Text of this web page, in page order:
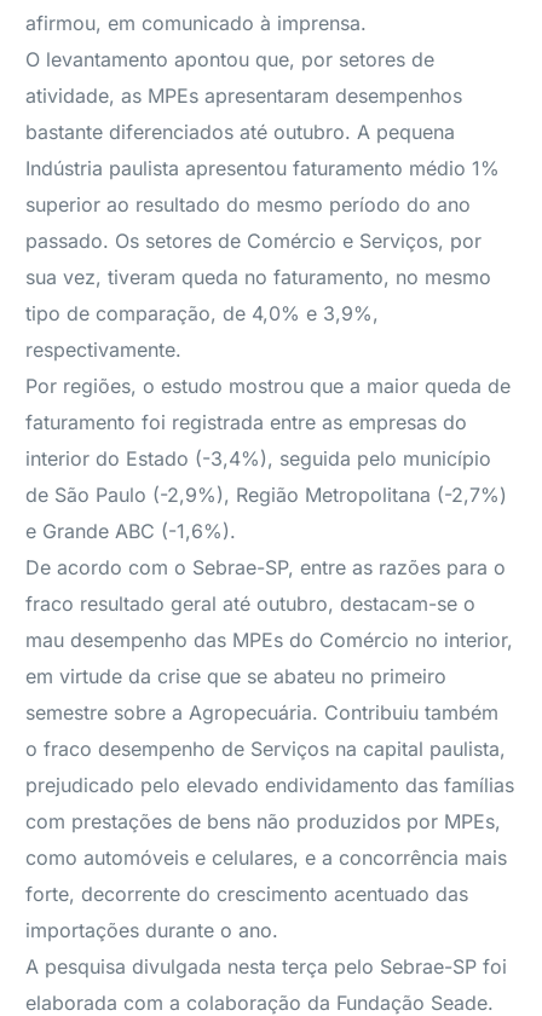
afirmou, em comunicado à imprensa.
O levantamento apontou que, por setores de
atividade, as MPEs apresentaram desempenhos
bastante diferenciados até outubro. A pequena
Indústria paulista apresentou faturamento médio 1%
superior ao resultado do mesmo período do ano
passado. Os setores de Comércio e Serviços, por
sua vez, tiveram queda no faturamento, no mesmo
tipo de comparação, de 4,0% e 3,9%,
respectivamente.
Por regiões, o estudo mostrou que a maior queda de
faturamento foi registrada entre as empresas do
interior do Estado (-3,4%), seguida pelo município
de São Paulo (-2,9%), Região Metropolitana (-2,7%)
e Grande ABC (-1,6%).
De acordo com o Sebrae-SP, entre as razões para o
fraco resultado geral até outubro, destacam-se o
mau desempenho das MPEs do Comércio no interior,
em virtude da crise que se abateu no primeiro
semestre sobre a Agropecuária. Contribuiu também
o fraco desempenho de Serviços na capital paulista,
prejudicado pelo elevado endividamento das famílias
com prestações de bens não produzidos por MPEs,
como automóveis e celulares, e a concorrência mais
forte, decorrente do crescimento acentuado das
importações durante o ano.
A pesquisa divulgada nesta terça pelo Sebrae-SP foi
elaborada com a colaboração da Fundação Seade.